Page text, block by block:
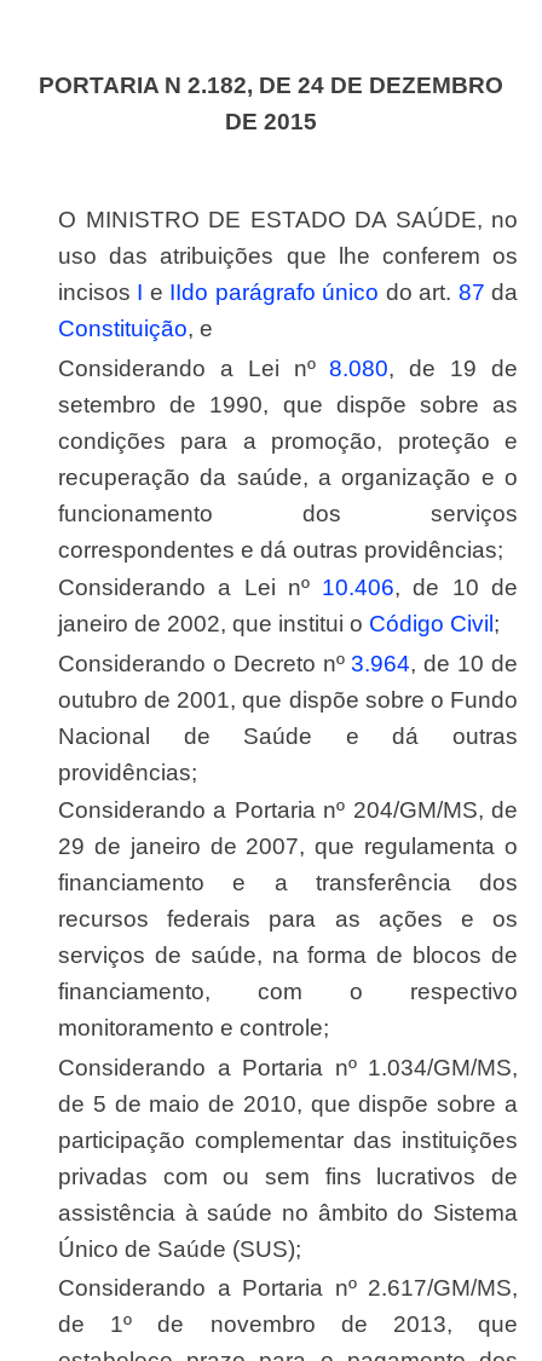
PORTARIA N 2.182, DE 24 DE DEZEMBRO
DE 2015
O MINISTRO DE ESTADO DA SAÚDE, no
uso das atribuições que lhe conferem os
incisos I e IIdo parágrafo único do art. 87 da
Constituição, e
Considerando a Lei nº8.080, de 19 de
setembro de 1990, que dispõe sobre as
condições para a promoção, proteção e
recuperação da saúde, a organização e o
funcionamento dos serviços
correspondentes e dá outras providências;
Considerando a Lei nº 10.406, de 10 de
janeiro de 2002, que institui o Código Civil ;
Considerando o Decreto nº3.964, de 10 de
outubro de 2001, que dispõe sobre o Fundo
Nacional de Saúde e dá outras
providências;
Considerando a Portaria nº 204/GM/MS, de
29 de janeiro de 2007, que regulamenta o
financiamento e a transferência dos
recursos federais para as ações e os
serviços de saúde, na forma de blocos de
financiamento, com o respectivo
monitoramento e controle;
Considerando a Portaria nº 1.034/GM/MS,
de 5 de maio de 2010, que dispõe sobre a
participação complementar das instituições
privadas com ou sem fins lucrativos de
assistência à saúde no âmbito do Sistema
Único de Saúde (SUS);
Considerando a Portaria nº 2.617/GM/MS,
de 1º de novembro de 2013, que